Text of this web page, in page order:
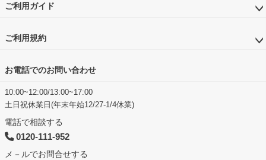
ご利用ガイド
ご利用規約
お電話でのお問い合わせ
10:00~12:00/13:00~17:00
土日祝休業日(年末年始12/27-1/4休業)
電話で相談する
0120-111-952
メ－ルでお問合せする